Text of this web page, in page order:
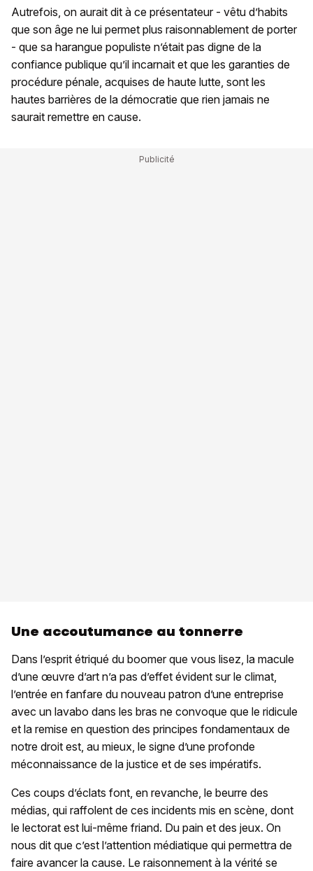
Autrefois, on aurait dit à ce présentateur - vêtu d’habits
que son âge ne lui permet plus raisonnablement de porter
- que sa harangue populiste n’était pas digne de la
confiance publique qu’il incarnait et que les garanties de
procédure pénale, acquises de haute lutte, sont les
hautes barrières de la démocratie que rien jamais ne
saurait remettre en cause.
Une accoutumance au tonnerre
Dans l’esprit étriqué du boomer que vous lisez, la macule
d’une œuvre d’art n’a pas d’effet évident sur le climat,
l’entrée en fanfare du nouveau patron d’une entreprise
avec un lavabo dans les bras ne convoque que le ridicule
et la remise en question des principes fondamentaux de
notre droit est, au mieux, le signe d’une profonde
méconnaissance de la justice et de ses impératifs.
Ces coups d’éclats font, en revanche, le beurre des
médias, qui raffolent de ces incidents mis en scène, dont
le lectorat est lui-même friand. Du pain et des jeux. On
nous dit que c’est l’attention médiatique qui permettra de
faire avancer la cause. Le raisonnement à la vérité se